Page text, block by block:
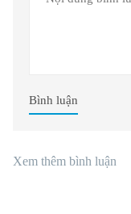
Bình luận
Xem thêm bình luận